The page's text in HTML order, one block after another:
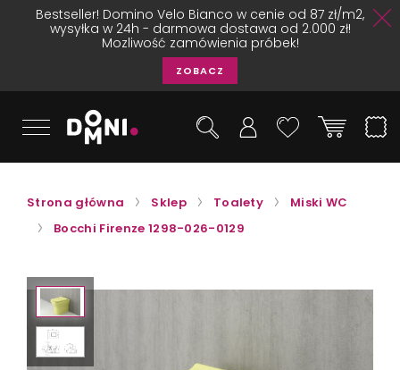
Bestseller! Domino Velo Bianco w cenie od 87 zł/m2,
wysyłka w 24h - darmowa dostawa od 2.000 zł!
Mozliwość zamówienia próbek!
ZOBACZ
Strona główna Sklep Toalety
Miski WC
Bocchi Firenze 1298-026-0129